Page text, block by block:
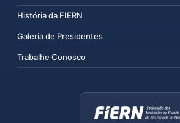
História da FIERN
Galeria de Presidentes
Trabalhe Conosco